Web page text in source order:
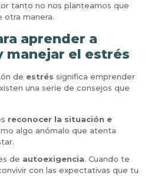
tanto no nos planteamos que
otra manera.
aprender a
manejar el estrés
de estrés significa emprender
una serie de consejos que
reconocer la situación e
algo anómalo que atenta
de autoexigencia. Cuando te
con las expectativas que tu